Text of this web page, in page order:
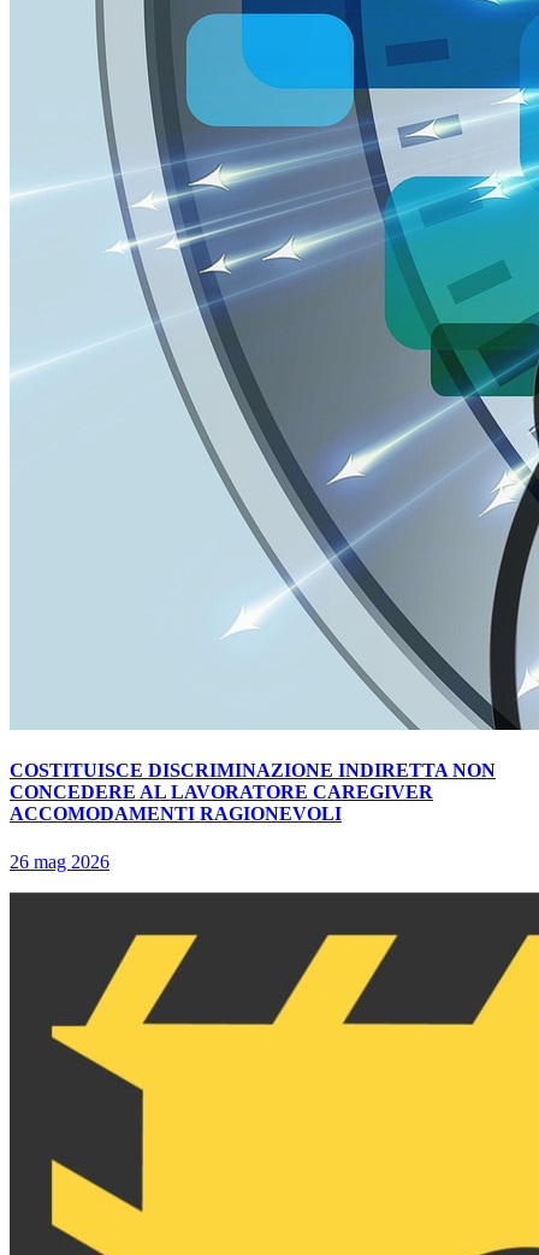
COSTITUISCE DISCRIMINAZIONE INDIRETTA NON
CONCEDERE AL LAVORATORE CAREGIVER
ACCOMODAMENTI RAGIONEVOLI
26 mag 2026